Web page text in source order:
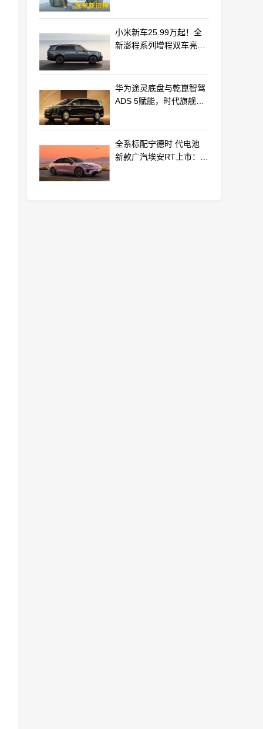
小米新车25.99万起！全
新澎程系列增程双车亮相
华为途灵底盘与乾崑智驾
ADS 5赋能，时代旗舰
全系标配宁德时 代电池
新款广汽埃安RT上市：